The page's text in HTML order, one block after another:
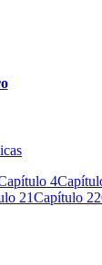
4
21Capítulo 22